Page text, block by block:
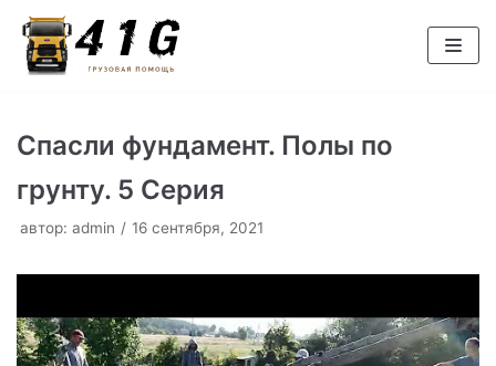
Перейти
к
Спасли фундамент. Полы по
грунту. 5 Серия
автор: admin 16 сентября, 2021